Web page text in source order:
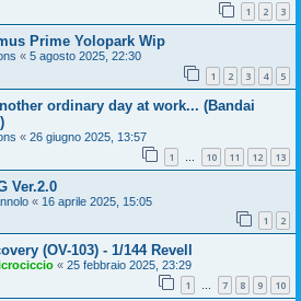
1 2 3
Prime Yolopark Wip
« 5 agosto 2025, 22:30
1 2 3 4 5
ordinary day at work... (Bandai
« 26 giugno 2025, 13:57
1 … 10 11 12 13
Ver.2.0
« 16 aprile 2025, 15:05
1 2
(OV-103) - 1/144 Revell
« 25 febbraio 2025, 23:29
1 … 7 8 9 10